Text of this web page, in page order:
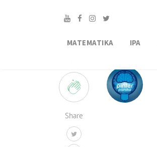
MATEMATIKA IPA
Share